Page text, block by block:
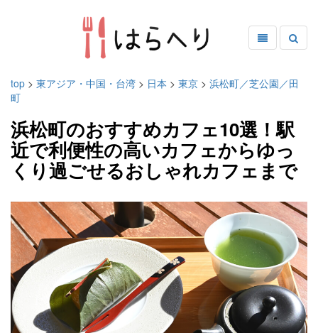
top > 東アジア・中国・台湾 > 日本 > 東京 > 浜松町／芝公園／田
町
浜松町のおすすめカフェ10選！駅
近で利便性の高いカフェからゆっ
くり過ごせるおしゃれカフェまで